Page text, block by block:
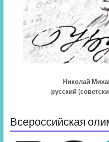
Николай
русский
Всероссийская